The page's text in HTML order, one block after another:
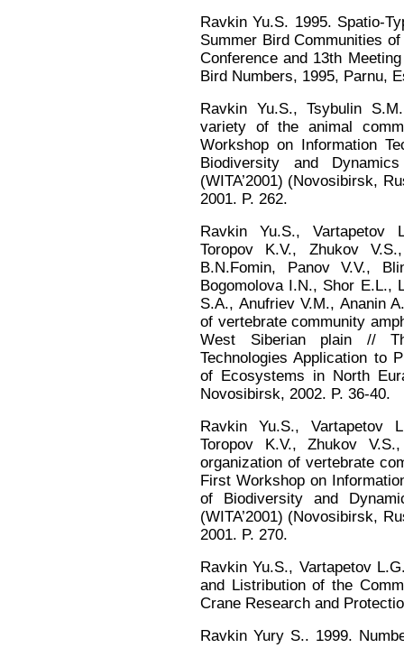
Ravkin Yu.S. 1995. Spatio-
Summer Bird Communities
Conference and 13th
Bird Numbers, 1995, Parnu,
Ravkin Yu.S., Tsybulin
variety of the animal
Workshop on Information
Biodiversity and
(WITA’2001) (Novosibirsk,
2001. P. 262.
Ravkin Yu.S., Vartapetov
Toropov K.V., Zhukov
B.N.Fomin, Panov V.V.,
Bogomolova I.N., Shor E.L.,
S.A., Anufriev V.M., Ananin
of vertebrate community
West Siberian plain //
Technologies Application to
of Ecosystems in North
Novosibirsk, 2002. P. 36-40.
Ravkin Yu.S., Vartapetov
Toropov K.V., Zhukov
organization of vertebrate
First Workshop on
of Biodiversity and
(WITA’2001) (Novosibirsk,
2001. P. 270.
Ravkin Yu.S., Vartapetov
and Listribution of the
Crane Research and
Ravkin Yury S.. 1999.